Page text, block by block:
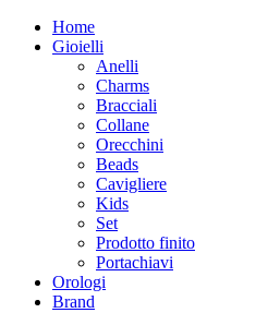
Home
Gioielli
Anelli
Charms
Bracciali
Collane
Orecchini
Beads
Cavigliere
Kids
Set
Prodotto finito
Portachiavi
Orologi
Brand